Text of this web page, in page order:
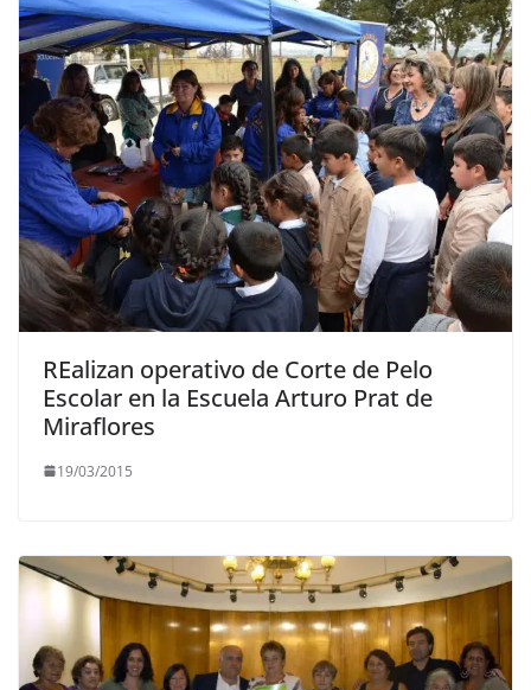
REalizan operativo de Corte de Pelo
Escolar en la Escuela Arturo Prat de
Miraflores
19/03/2015